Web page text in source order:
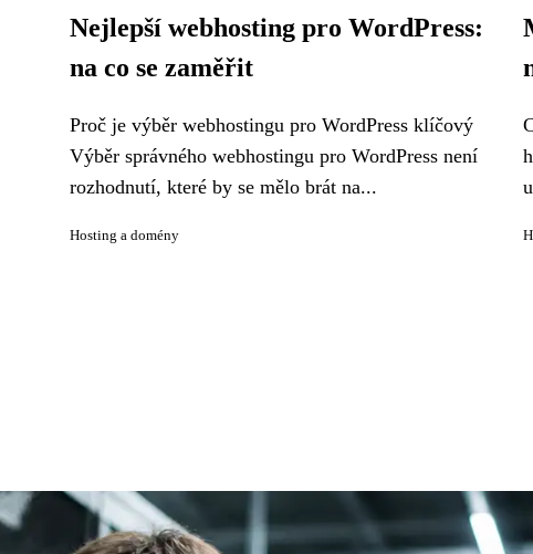
Nejlepší webhosting pro WordPress:
na co se zaměřit
Proč je výběr webhostingu pro WordPress klíčový
Výběr správného webhostingu pro WordPress není
rozhodnutí, které by se mělo brát na...
Hosting a domény